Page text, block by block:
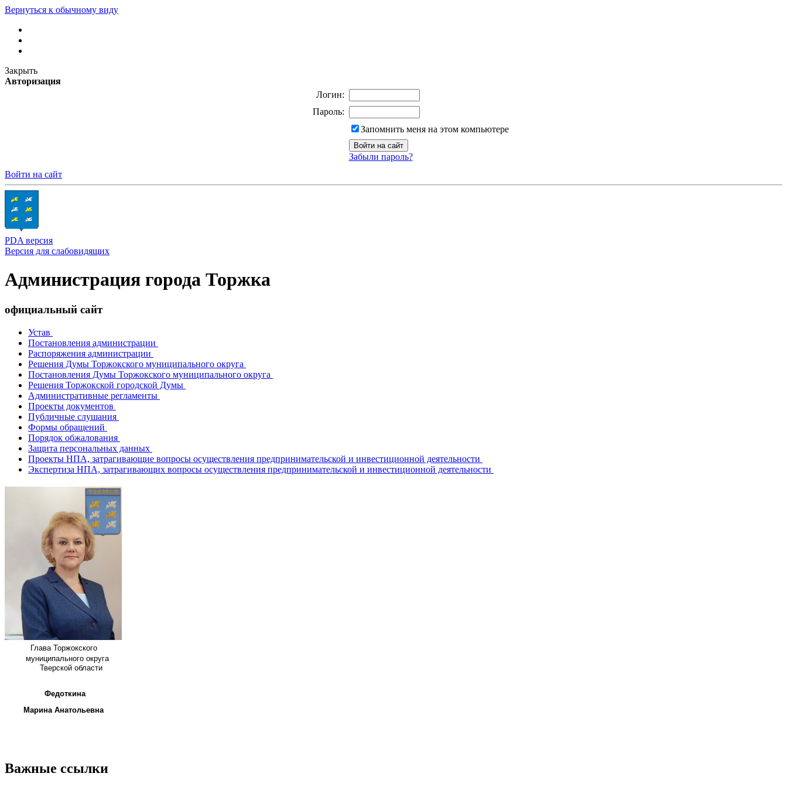
Вернуться к обычному виду
Закрыть
Авторизация
Логин:
Пароль:
Запомнить меня на этом компьютере
Забыли пароль?
Войти на сайт
PDA версия
Версия для слабовидящих
Администрация города Торжка
официальный сайт
Устав
Постановления администрации
Распоряжения администрации
Решения Думы Торжокского муниципального округа
Постановления Думы Торжокского муниципального округа
Решения Торжокской городской Думы
Административные регламенты
Проекты документов
Публичные слушания
Формы обращений
Порядок обжалования
Защита персональных данных
Проекты НПА, затрагивающие вопросы осуществления предпринимательской и инвестиционной деятельности
Экспертиза НПА, затрагивающих вопросы осуществления предпринимательской и инвестиционной деятельности
Глава Торжокского
муниципального округа
Тверской области
Федоткина
Марина Анатольевна
Важные ссылки